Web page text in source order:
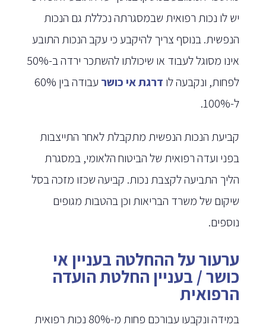
יש לו נכות רפואית שבמסגרתה נכללת גם הנכות
הנפשית. בנוסף צריך להיקבע כי עקב הנכות התובע
אינו מסוגל לעבוד או שיכולתו להשתכר ירדה ב-50%
לפחות, ונקבעה לו דרגת אי כושר
עבודה בין 60%
ל-100%.
קביעת הנכות הנפשית מתקבלת לאחר התייצבות
בפני ועדה רפואית של הביטוח הלאומי, במסגרת
הליך התביעה לקצבת נכות. קביעה שכזו מזכה בסל
שיקום של משרד הבריאות וכן בהטבות מגופים
נוספים.
ערעור על ההחלטה בעניין אי
כושר / בעניין החלטת הועדה
הרפואית
במידה ונקבעו עבורכם פחות מ-80% נכות רפואית